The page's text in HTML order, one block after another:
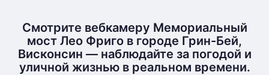
Смотрите вебкамеру Мемориальный
мост Лео Фриго в городе Грин-Бей,
Висконсин — наблюдайте за погодой и
уличной жизнью в реальном времени.